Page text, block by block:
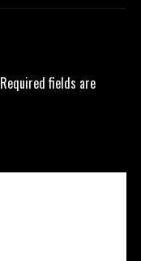
Required fields are